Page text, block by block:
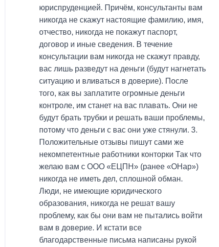
юриспруденцией. Причём, консультанты вам
никогда не скажут настоящие фамилию, имя,
отчество, никогда не покажут паспорт,
договор и иные сведения. В течение
консультации вам никогда не скажут правду,
вас лишь разведут на деньги (будут нагнетать
ситуацию и вливаться в доверие). После
того, как вы заплатите огромные деньги
контроле, им станет на вас плавать. Они не
будут брать трубки и решать ваши проблемы,
потому что деньги с вас они уже стянули. 3.
Положительные отзывы пишут сами же
некомпетентные работники конторки Так что
желаю вам с ООО «ЕЦПН» (ранее «ОНар»)
никогда не иметь дел, сплошной обман.
Люди, не имеющие юридического
образования, никогда не решат вашу
проблему, как бы они вам не пытались войти
вам в доверие. И кстати все
благодарственные письма написаны рукой